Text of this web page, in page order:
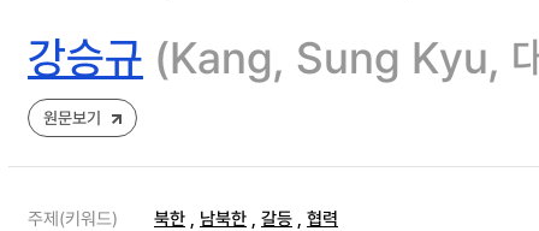
강승규 (Kang, Sung Kyu,
원문보기
주제(키워드) 북한 , 남북한 , 갈등 , 협력